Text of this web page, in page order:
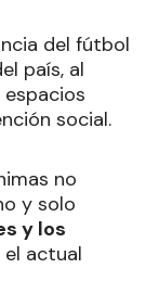
del fútbol
país, al
social.
no
y solo
y los
actual